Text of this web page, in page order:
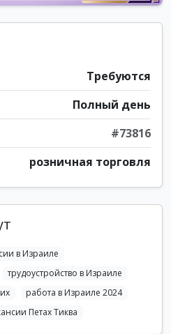
Требуются
Полный день
#73816
розничная торговля
в Израиле
трудоустройство в Израиле
работа в Израиле 2024
Петах Тиква